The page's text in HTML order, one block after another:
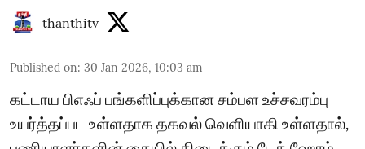
thanthitv
Published on: 30 Jan 2026, 10:03 am
கட்டாய பிஎஃப் பங்களிப்புக்கான சம்பள உச்சவரம்பு
உயர்த்தப்பட உள்ளதாக தகவல் வெளியாகி உள்ளதால்,